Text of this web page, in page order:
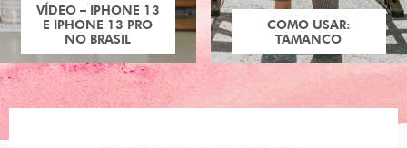
VÍDEO – IPHONE 13
E IPHONE 13 PRO
NO BRASIL
COMO USAR:
TAMANCO